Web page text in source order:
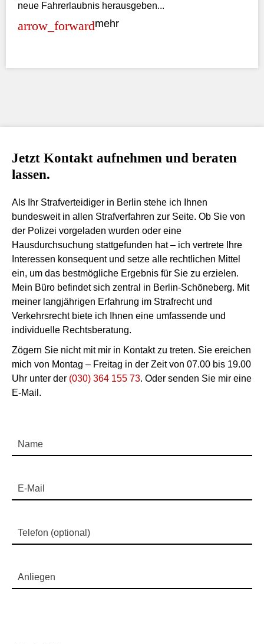
neue Fahrerlaubnis herausgeben...
mehr
Jetzt Kontakt aufnehmen und beraten
lassen.
Als Ihr Strafverteidiger in Berlin stehe ich Ihnen
bundesweit in allen Strafverfahren zur Seite. Ob Sie von
der Polizei vorgeladen wurden oder eine
Hausdurchsuchung stattgefunden hat – ich vertrete Ihre
Interessen konsequent und setze alle rechtlichen Mittel
ein, um das bestmögliche Ergebnis für Sie zu erzielen.
Mein Büro befindet sich zentral in Berlin-Schöneberg. Mit
meiner langjährigen Erfahrung im Strafrecht und
Verkehrsrecht biete ich Ihnen eine umfassende und
individuelle Rechtsberatung.
Zögern Sie nicht mit mir in Kontakt zu treten. Sie ereichen
mich von Montag – Freitag in der Zeit von 07.00 bis 19.00
Uhr unter der (030) 364 155 73. Oder senden Sie mir eine
E-Mail.
Name
E-Mail
Telefon (optional)
Anliegen